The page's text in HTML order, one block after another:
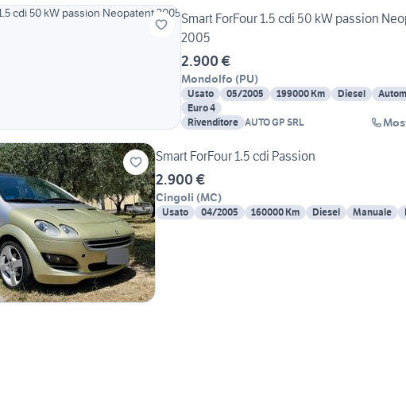
Smart ForFour 1.5 cdi 50 kW passion
2005
2.900 €
Mondolfo (PU)
Usato 05/2005 199000 Km Diesel
Euro 4
Rivenditore AUTO GP SRL
Smart ForFour 1.5 cdi Passion
2.900 €
Cingoli (MC)
Usato 04/2005 160000 Km Diesel Manuale